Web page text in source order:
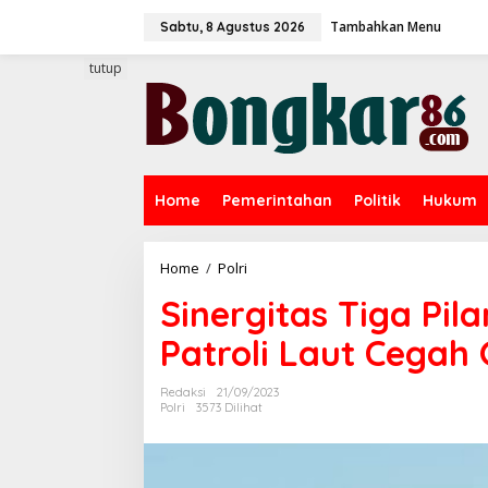
Sabtu, 8 Agustus 2026 Tambahkan Menu
Home Pemerintahan Politik Hukum
tutup
Home / Polri
n
e
r
g
t
s
Sinergitas Tiga
Patroli Laut Cegah
Redaksi
21/09/2023
Polri
3573 Dilihat